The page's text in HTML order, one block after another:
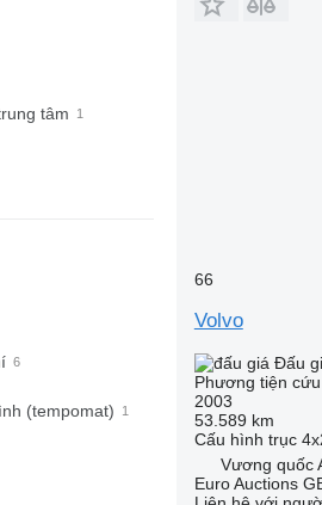
tâm
(tempomat)
66
Volvo
Đấu
Phương tiện
2003
53.589 km
Cấu hình trục
Vương quốc
Euro Auctions